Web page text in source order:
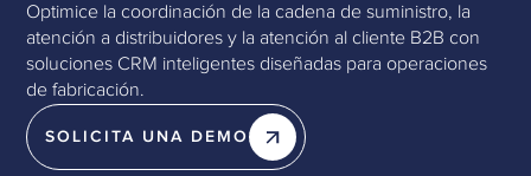
Optimice la coordinación de la cadena de suministro, la
atención a distribuidores y la atención al cliente B2B con
soluciones CRM inteligentes diseñadas para operaciones
de fabricación.
SOLICITA UNA DEMO